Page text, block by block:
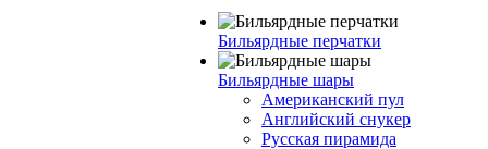
Бильярдные перчатки
Бильярдные шары
Американский пул
Английский снукер
Русская пирамида